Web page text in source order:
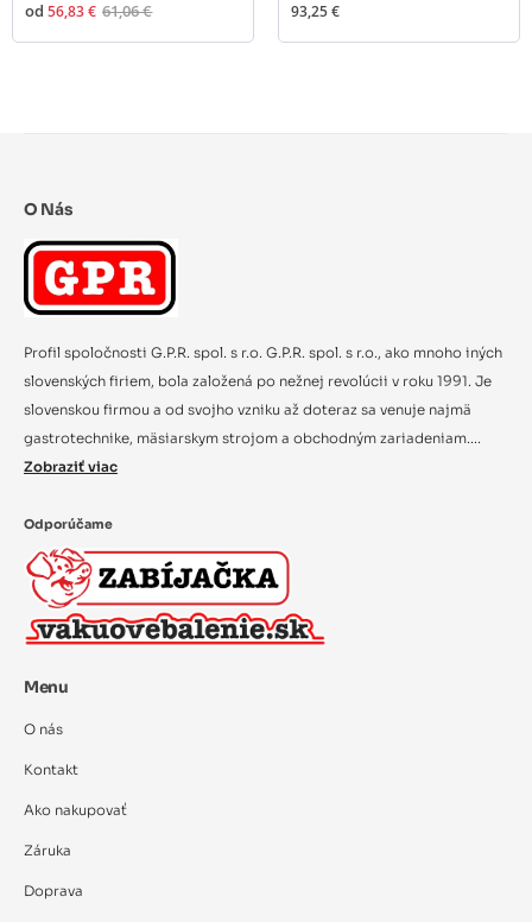
od 56,83 € 61,06 € 93,25 €
O Nás
Profil spoločnosti G.P.R. spol. s r.o. G.P.R. spol. s r.o., ako mnoho iných
slovenských firiem, bola založená po nežnej revolúcii v roku 1991. Je
slovenskou firmou a od svojho vzniku až doteraz sa venuje najmä
gastrotechnike, mäsiarskym strojom a obchodným zariadeniam....
Zobraziť viac
Odporúčame
Menu
O nás
Kontakt
Ako nakupovať
Záruka
Doprava